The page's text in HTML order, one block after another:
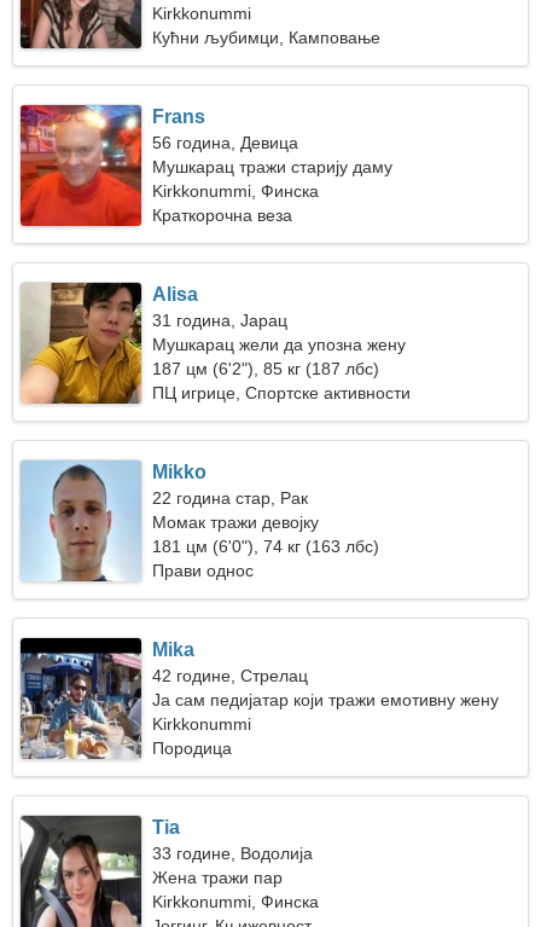
Kirkkonummi
Кућни љубимци, Камповање
Frans
56 година, Девица
Мушкарац тражи старију даму
Kirkkonummi, Финска
Краткорочна веза
Alisa
31 година, Јарац
Мушкарац жели да упозна жену
187 цм (6'2"), 85 кг (187 лбс)
ПЦ игрице, Спортске активности
Mikko
22 година стар, Рак
Момак тражи девојку
181 цм (6'0"), 74 кг (163 лбс)
Прави однос
Mika
42 године, Стрелац
Ја сам педијатар који тражи емотивну жену
Kirkkonummi
Породица
Tia
33 године, Водолија
Жена тражи пар
Kirkkonummi, Финска